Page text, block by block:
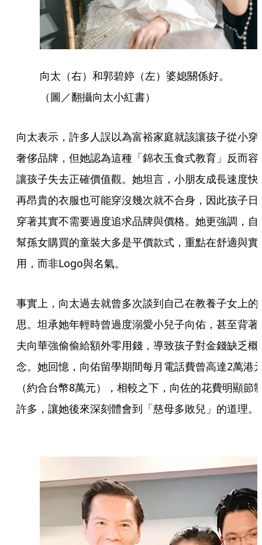
向太（右）和郭碧婷（左）婆媳關係好。
（圖／翻攝向太小紅書）
向太表示，許多人誤以為富裕家庭就該讓孩子從小穿
奢侈品牌，但她認為這種「錦衣玉食式教育」反而容
讓孩子失去正確價值觀。她坦言，小朋友成長速度快
再昂貴的衣服也可能穿沒幾次就不合身，因此孩子日
穿著其實不需要過度追求品牌與價格。她更強調，自
幫孫女購買的童裝大多是平價款式，重點在舒適與實
用，而非Logo與名氣。
事實上，向太過去就曾多次談到自己在教養子女上的
思。坦承她年輕時曾過度溺愛小兒子向佑，甚至背著
夫向華強偷偷給額外零用錢，導致孩子對金錢缺乏概
念。她回憶，向佑留學期間每月電話費曾高達2萬港
（約合台幣8萬元），相較之下，向佐的花費明顯節
許多，讓她後來深刻體會到「慈母多敗兒」的道理。